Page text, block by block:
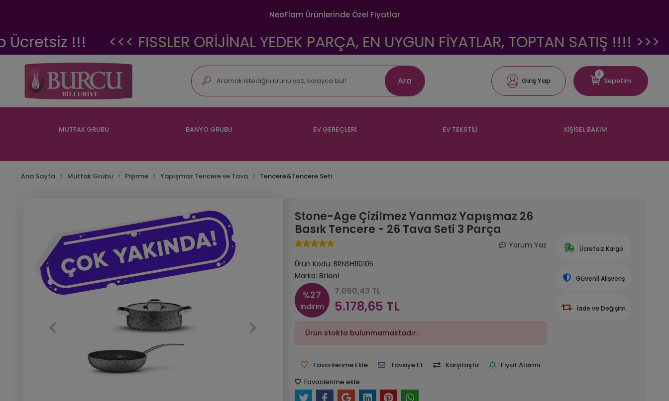
NeoFlam Ürünlerinde Özel Fiyatlar
!!! <<< FISSLER ORİJİNAL YEDEK PARÇA, EN UYGUN FİYATLAR, TOPTAN SATIŞ !!!! >>> <<<
Ara Giriş Yap
0
Sepetim
MUTFAK GRUBU BANYO GRUBU EV GEREÇLERİ EV TEKSTİLİ KİŞİSEL BAKIM
Ana Sayfa Mutfak Grubu Pişirme Yapışmaz Tencere ve Tava Tencere&Tencere Seti
Stone-Age Çizilmez Yanmaz Yapışmaz 26
Basık Tencere - 26 Tava Seti 3 Parça
Yorum Yaz
Ürün Kodu: BRNSH110105
Marka: Brioni
%27
indirim
7.050,43 TL
5.178,65 TL
Ürün stokta bulunmamaktadır.
Favorilerime Ekle Tavsiye Et Karşılaştır
Fiyat Alarmı
Favorilerime ekle
Ücretsiz Kargo
Güvenli Alışveriş
İade ve Değişim